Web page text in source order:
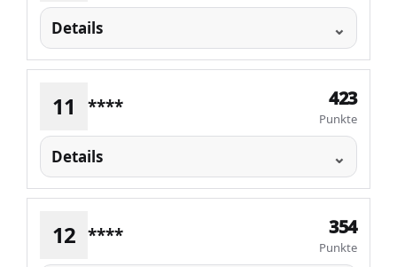
Details
11 **** 423
Punkte
Details
12 **** 354
Punkte